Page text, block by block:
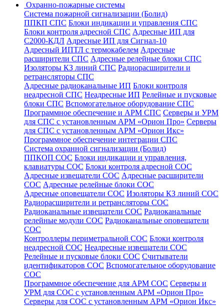
Охранно-пожарные системы
Система пожарной сигнализации (Болид)
ППКП СПС Блоки индикации и управления СПС
Блоки контроля адресной СПС Адресные ИП для
С2000-КДЛ Адресные ИП для Сигнал-10
Адресный ИПТЛ с термокабелем Адресные
расширители СПС Адресные релейные блоки СПС
Изоляторы КЗ линий СПС Радиорасширители и
ретрансляторы СПС
Адресные радиоканальные ИП Блоки контроля
неадресной СПС Неадресные ИП Релейные и пусковые
блоки СПС Вспомогательное оборудование СПС
Программное обеспечение и АРМ СПС Серверы и УРМ
для СПС с установленным АРМ «Орион Про» Серверы
для СПС с установленным АРМ «Орион Икс»
Программное обеспечение интеграции СПС
Система охранной сигнализации (Болид)
ППКОП СОС Блоки индикации и управления,
клавиатуры СОС Блоки контроля адресной СОС
Адресные извещатели СОС Адресные расширители
СОС Адресные релейные блоки СОС
Адресные оповещатели СОС Изоляторы КЗ линий СОС
Радиорасширители и ретрансляторы СОС
Радиоканальные извещатели СОС Радиоканальные
релейные модули СОС Радиоканальные оповещатели
СОС
Контроллеры периметральной СОС Блоки контроля
неадресной СОС Неадресные извещатели СОС
Релейные и пусковые блоки СОС Считыватели
идентификаторов СОС Вспомогательное оборудование
СОС
Программное обеспечение для АРМ СОС Серверы и
УРМ для СОС с установленным АРМ «Орион Про»
Серверы для СОС с установленным АРМ «Орион Икс»